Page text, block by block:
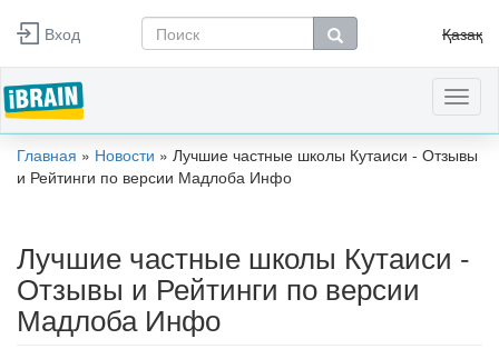
Перейти к основному содержанию
Вход Форма поиска
Поиск
Қазақ
Вы здесь
Главная » Новости » Лучшие частные школы Кутаиси - Отзывы
и Рейтинги по версии Мадлоба Инфо
Лучшие частные школы Кутаиси -
Отзывы и Рейтинги по версии
Мадлоба Инфо